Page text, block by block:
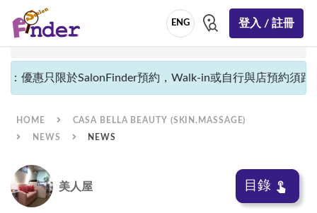
ENG 登入 / 註冊
：優惠只限於SalonFinder預約，Walk-in或自行與店預約須跟
HOME
CASA BELLA BEAUTY (SKIN.MASSAGE)
NEWS
NEWS
美人屋 目錄